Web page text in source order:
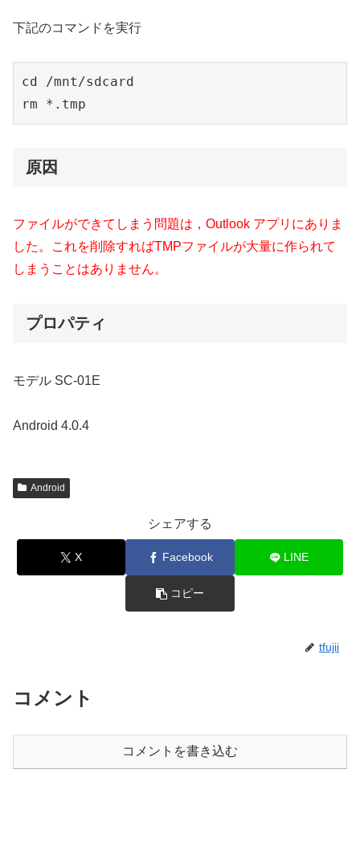
下記のコマンドを実行
cd /mnt/sdcard
rm *.tmp
原因
ファイルができてしまう問題は，Outlook アプリにありま
した。これを削除すればTMPファイルが大量に作られて
しまうことはありません。
プロパティ
モデル SC-01E
Android 4.0.4
Android
シェアする
X Facebook LINE
コピー
tfujii
コメント
コメントを書き込む